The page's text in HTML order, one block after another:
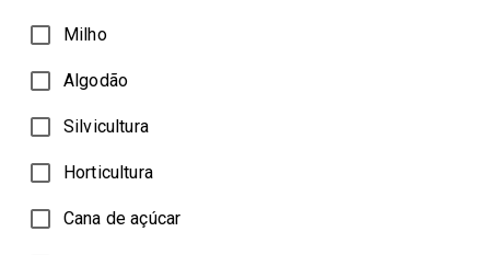
Milho
Algodão
Silvicultura
Horticultura
Cana de açúcar